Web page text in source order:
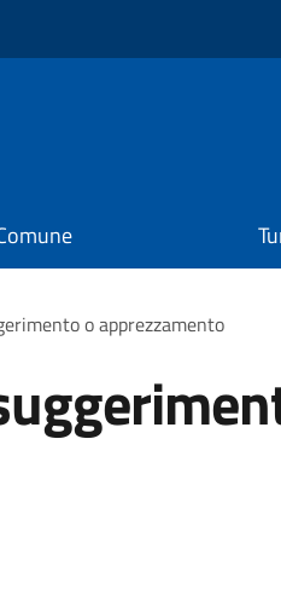
o apprezzamento